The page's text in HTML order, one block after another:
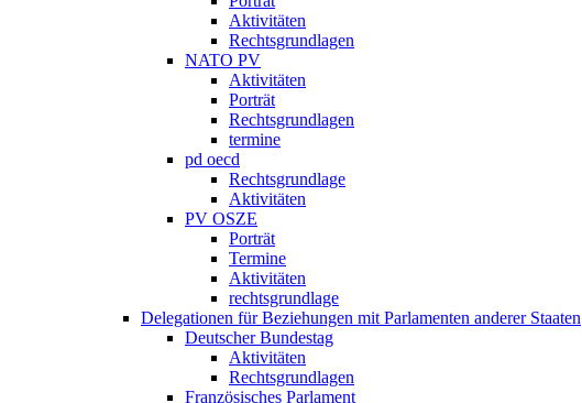
Aktivitäten
Rechtsgrundlagen
NATO PV
Aktivitäten
Porträt
Rechtsgrundlagen
termine
pd oecd
Rechtsgrundlage
Aktivitäten
PV OSZE
Porträt
Termine
Aktivitäten
rechtsgrundlage
Delegationen für Beziehungen mit Parlamenten anderer Staaten
Deutscher Bundestag
Aktivitäten
Rechtsgrundlagen
Französisches Parlament